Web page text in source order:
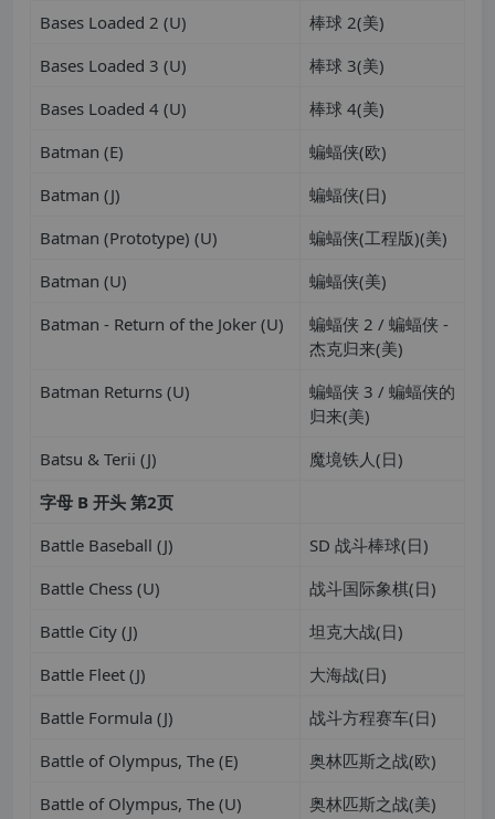
Bases Loaded 2 (U)
棒球 2(美)
Bases Loaded 3 (U)
棒球 3(美)
Bases Loaded 4 (U)
棒球 4(美)
Batman (E)
蝙蝠侠(欧)
Batman (J)
蝙蝠侠(日)
Batman (Prototype) (U)
蝙蝠侠(工程版)(美)
Batman (U)
蝙蝠侠(美)
Batman - Return of the Joker (U)
蝙蝠侠 2 / 蝙蝠侠 -
杰克归来(美)
Batman Returns (U)
蝙蝠侠 3 / 蝙蝠侠的
归来(美)
Batsu & Terii (J)
魔境铁人(日)
字母 B 开头 第2页
Battle Baseball (J)
SD 战斗棒球(日)
Battle Chess (U)
战斗国际象棋(日)
Battle City (J)
坦克大战(日)
Battle Fleet (J)
大海战(日)
Battle Formula (J)
战斗方程赛车(日)
Battle of Olympus, The (E)
奥林匹斯之战(欧)
Battle of Olympus, The (U)
奥林匹斯之战(美)